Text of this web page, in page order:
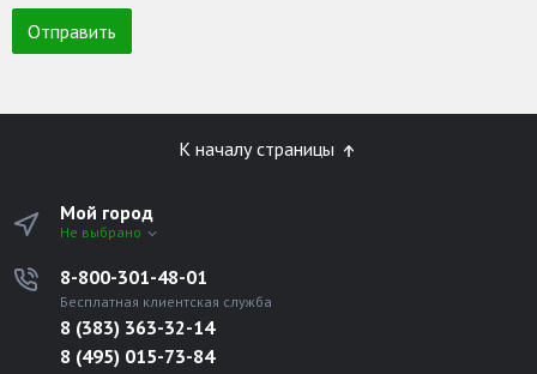
К началу страницы
Мой город
Не выбрано
8-800-301-48-01
Бесплатная клиентская служба
8 (383) 363-32-14
8 (495) 015-73-84